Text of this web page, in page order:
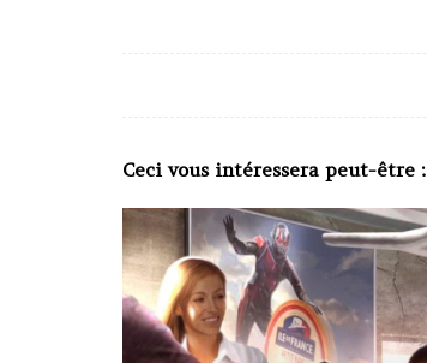
Ceci vous intéressera peut-être :